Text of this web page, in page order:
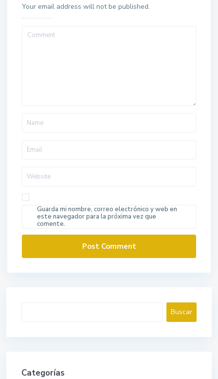
Your email address will not be published.
Guarda mi nombre, correo electrónico y web en
este navegador para la próxima vez que
comente.
Buscar
Categorías